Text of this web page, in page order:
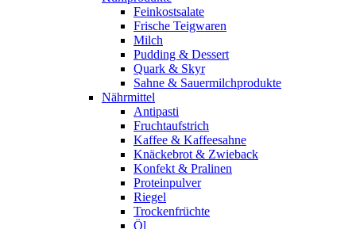
Feinkostsalate
Frische Teigwaren
Milch
Pudding & Dessert
Quark & Skyr
Sahne & Sauermilchprodukte
Nährmittel
Antipasti
Fruchtaufstrich
Kaffee & Kaffeesahne
Knäckebrot & Zwieback
Konfekt & Pralinen
Proteinpulver
Riegel
Trockenfrüchte
Öl